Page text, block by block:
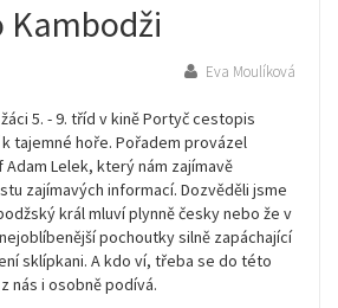
Kambodži
Eva Moulíková
5. - 9. tříd v kině Portyč cestopis
tajemné hoře. Pořadem provázel
Lelek, který nám zajímavě
zajímavých informací. Dozvěděli jsme
král mluví plynně česky nebo že v
pochoutky silně zapáchající
sklípkani. A kdo ví, třeba se do této
nás i osobně podívá.